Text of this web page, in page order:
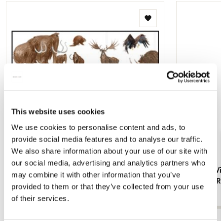
This website uses cookies
We use cookies to personalise content and ads, to
provide social media features and to analyse our traffic.
We also share information about your use of our site with
our social media, advertising and analytics partners who
may combine it with other information that you’ve
provided to them or that they’ve collected from your use
of their services.
Toevoegen
aan
verlanglijst
Poster: IJstijd, Harmen van Straaten,
Harmen van Straaten
€ 9,99
Dienblad:
Collection